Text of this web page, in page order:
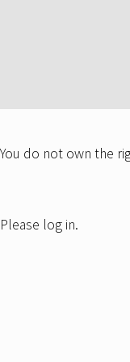
You do not own the
Please log in.